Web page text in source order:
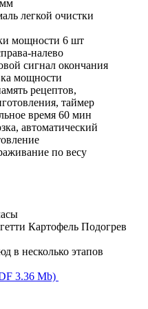
легкой очистки
мощности 6 шт
налево
сигнал окончания
мощности
рецептов,
таймер
время 60 мин
автоматический
по весу
Картофель Подогрев
в несколько этапов
3.36 Mb)